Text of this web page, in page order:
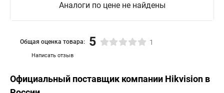
Аналоги по цене не найдены
Написать отзыв
Общая оценка товара: 5 1
Официальный поставщик компании Hikvision в